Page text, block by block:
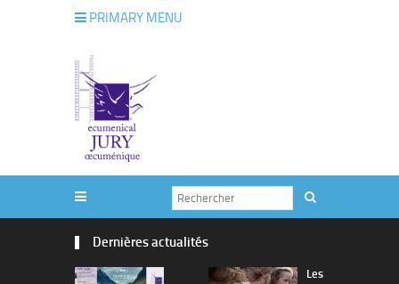
PRIMARY MENU
Dernières actualités
Les